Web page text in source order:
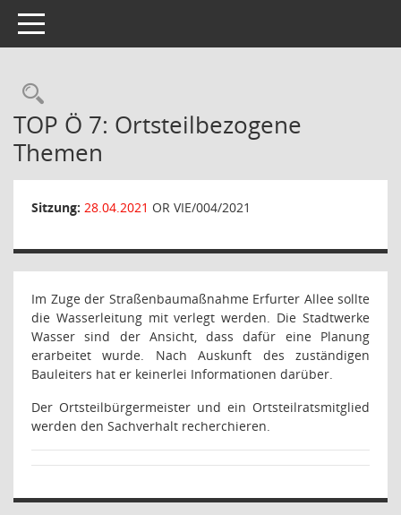
Toggle navigation
Rechercheauswahl
TOP Ö 7: Ortsteilbezogene
Themen
Sitzung: 28.04.2021 OR VIE/004/2021
Im Zuge der Straßenbaumaßnahme Erfurter Allee sollte
die Wasserleitung mit verlegt werden. Die Stadtwerke
Wasser sind der Ansicht, dass dafür eine Planung
erarbeitet wurde. Nach Auskunft des zuständigen
Bauleiters hat er keinerlei Informationen darüber.
Der Ortsteilbürgermeister und ein Ortsteilratsmitglied
werden den Sachverhalt recherchieren.